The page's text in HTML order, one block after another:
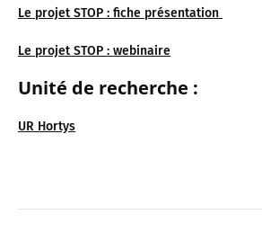
Le projet STOP : fiche présentation
Le projet STOP : webinaire
Unité de recherche :
UR Hortys